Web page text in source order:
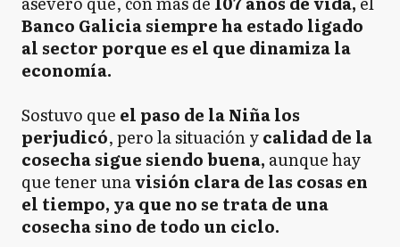
Banco Galicia siempre ha estado ligado
al sector porque es el que dinamiza la
economía.
Sostuvo que el paso de la Niña los
perjudicó, pero la situación ycalidad de la
cosecha sigue siendo buena, aunque hay
que tener unavisión clara de las cosas en
el tiempo, ya que no se trata de una
cosecha sino de todo un ciclo.